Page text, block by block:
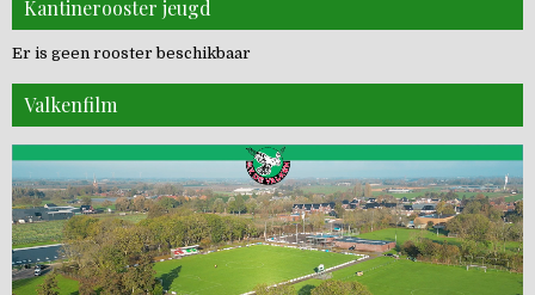
Kantinerooster jeugd
Er is geen rooster beschikbaar
Valkenfilm